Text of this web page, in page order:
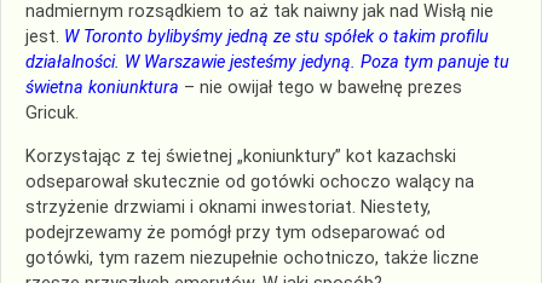
nadmiernym rozsądkiem to aż tak naiwny jak nad Wisłą nie
jest. W Toronto bylibyśmy jedną ze stu spółek o takim profilu
działalności. W Warszawie jesteśmy jedyną. Poza tym panuje tu
świetna koniunktura – nie owijał tego w bawełnę prezes
Gricuk.
Korzystając z tej świetnej „koniunktury” kot kazachski
odseparował skutecznie od gotówki ochoczo walący na
strzyżenie drzwiami i oknami inwestoriat. Niestety,
podejrzewamy że pomógł przy tym odseparować od
gotówki, tym razem niezupełnie ochotniczo, także liczne